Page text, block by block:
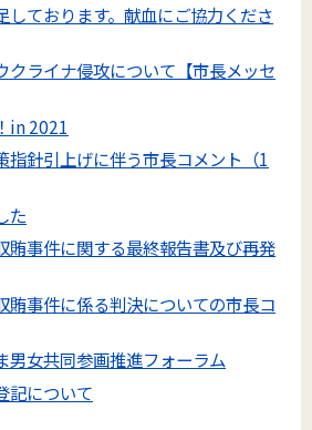
しております。献血にご協力くださ
クライナ侵攻について【市長メッセ
in 2021
指針引上げに伴う市長コメント（1
た
賄事件に関する最終報告書及び再発
賄事件に係る判決についての市長コ
男女共同参画推進フォーラム
記について